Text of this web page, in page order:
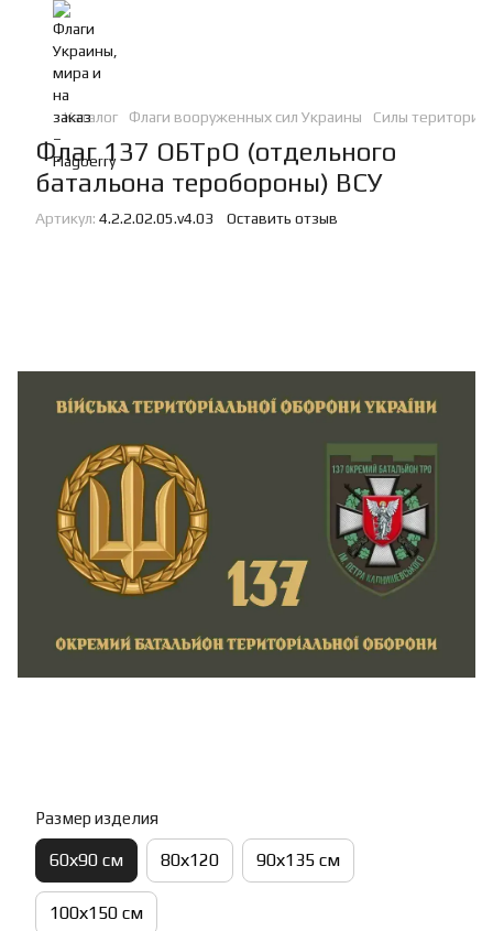
Каталог Флаги вооруженных сил Украины Силы
Флаг 137 ОБТрО (отдельного
батальона теробороны) ВСУ
Артикул: 4.2.2.02.05.v4.03 Оставить отзыв
Размер изделия
60х90 см 80х120 90х135 см
100х150 см